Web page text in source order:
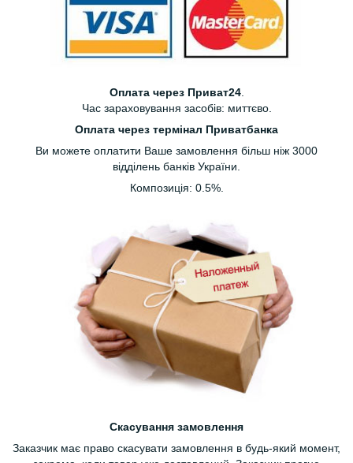
Оплата через Приват24.
Час зараховування засобів: миттєво.
Оплата через термінал Приватбанка
Ви можете оплатити Ваше замовлення більш ніж 3000
відділень банків України.
Композиція: 0.5%.
Скасування замовлення
Заказчик має право скасувати замовлення в будь-який момент,